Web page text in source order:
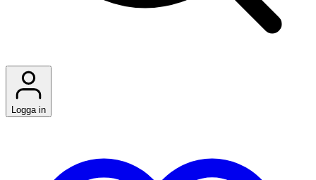
Logga in